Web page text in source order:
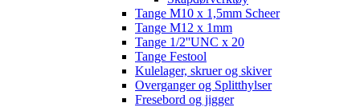
Tange M10 x 1,5mm Scheer
Tange M12 x 1mm
Tange 1/2''UNC x 20
Tange Festool
Kulelager, skruer og skiver
Overganger og Splitthylser
Fresebord og jigger